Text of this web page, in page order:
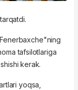
tafsilotlariga
kerak.
yoqsa,